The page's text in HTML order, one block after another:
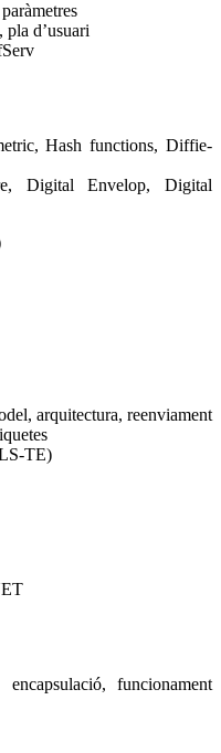
d’usuari
Hash functions, Diffie-
Digital Envelop, Digital
arquitectura, reenviament
TE)
funcionament